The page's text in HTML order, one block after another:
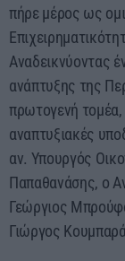
πήρε μέρος ως
Αναδεικνύοντας
ανάπτυξης της
πρωτογενή τομέα,
αναπτυξιακές
αν. Υπουργός
Παπαθανάσης, ο
Γεώργιος
Γιώργος